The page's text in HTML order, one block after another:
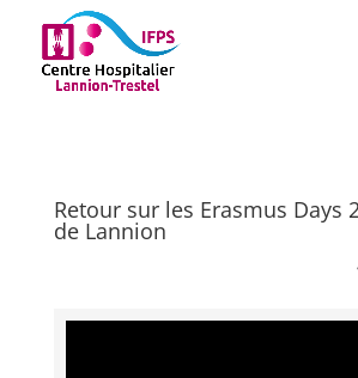
Retour sur les Erasmus Days
de Lannion